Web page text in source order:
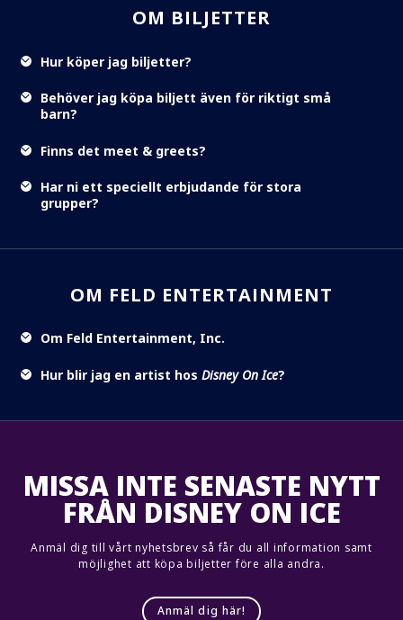
OM BILJETTER
Hur köper jag biljetter?
Behöver jag köpa biljett även för riktigt små
barn?
Finns det meet & greets?
Har ni ett speciellt erbjudande för stora
grupper?
OM FELD ENTERTAINMENT
Om Feld Entertainment, Inc.
Hur blir jag en artist hos Disney On Ice?
MISSA INTE SENASTE NYTT
FRÅN DISNEY ON ICE
Anmäl dig till vårt nyhetsbrev så får du all information samt
möjlighet att köpa biljetter före alla andra.
Anmäl dig här!